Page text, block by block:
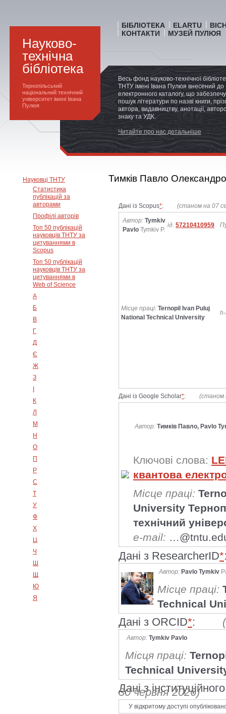
Науково-
технічна
бібліотека
Тернопільський
національний технічний
університет імені Івана
Пулюя
БІБЛІОТЕКА ELARTU
КОНТАКТИ
МУЗЕЙ ПУЛЮЯ
Весь фонд науково-технічної
ТНТУ імені Івана Пулюя внесений до
електронного каталогу, що
пошук літератури по назві книги,
автора, видавництву, анотації,
знаку та УДК.
Читайте про нас детальніше
Науковці ТНТУ
Статистика
публікацій за
авторами
Профілі авторів
Топ 50 публікацій
науковців ТНТУ за
цитуваннями в
Scopus
Топ 50 публікацій
науковців ТНТУ за
цитуваннями в
Web of Science
А
Б
В
Г
Д
Є
Ж
З
К
Л
М
Н
О
П
Р
С
Т
У
Ф
Х
Ц
Ч
Ш
Щ
Ю
Я
Тимків Павло
Дані із Scopus*: (станом на 07
Автор: Tymkiv
Pavlo Tymkiv P.
ід. 57210410959
Місце праці: Ternopil Ivan Puluj
National Technical University
h-
Дані із Google Scholar*: (станом
Автор: Тимків Павло, Pavlo
Ключові слова:
квантова
Місце праці:
University
технічний
e-mail:
Дані з ResearcherID*
Автор: Pavlo Tymkiv
Місце праці:
Technical
Дані з ORCID*:
Автор: Tymkiv Pavlo
Місця праці:
Technical
Дані з
30 червня 2026)
У відкритому доступі